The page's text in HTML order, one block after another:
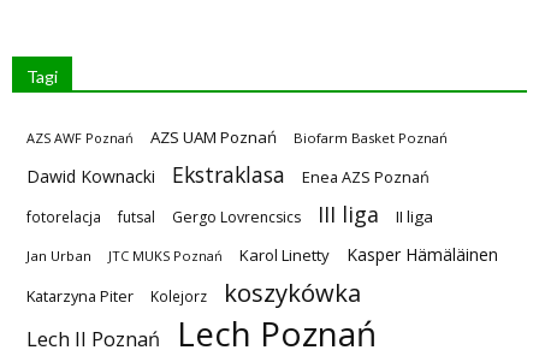
Tagi
AZS AWF Poznań AZS UAM Poznań Biofarm Basket Poznań
Dawid Kownacki Ekstraklasa Enea AZS Poznań
fotorelacja futsal Gergo Lovrencsics III liga II liga
Jan Urban JTC MUKS Poznań Karol Linetty Kasper Hämäläinen
Katarzyna Piter Kolejorz koszykówka
Lech II Poznań Lech Poznań